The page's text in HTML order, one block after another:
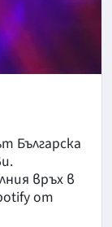
Българска
връх в
от